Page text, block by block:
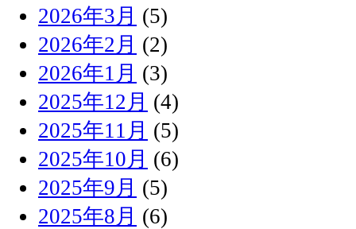
2026年3月 (5)
2026年2月 (2)
2026年1月 (3)
2025年12月 (4)
2025年11月 (5)
2025年10月 (6)
2025年9月 (5)
2025年8月 (6)